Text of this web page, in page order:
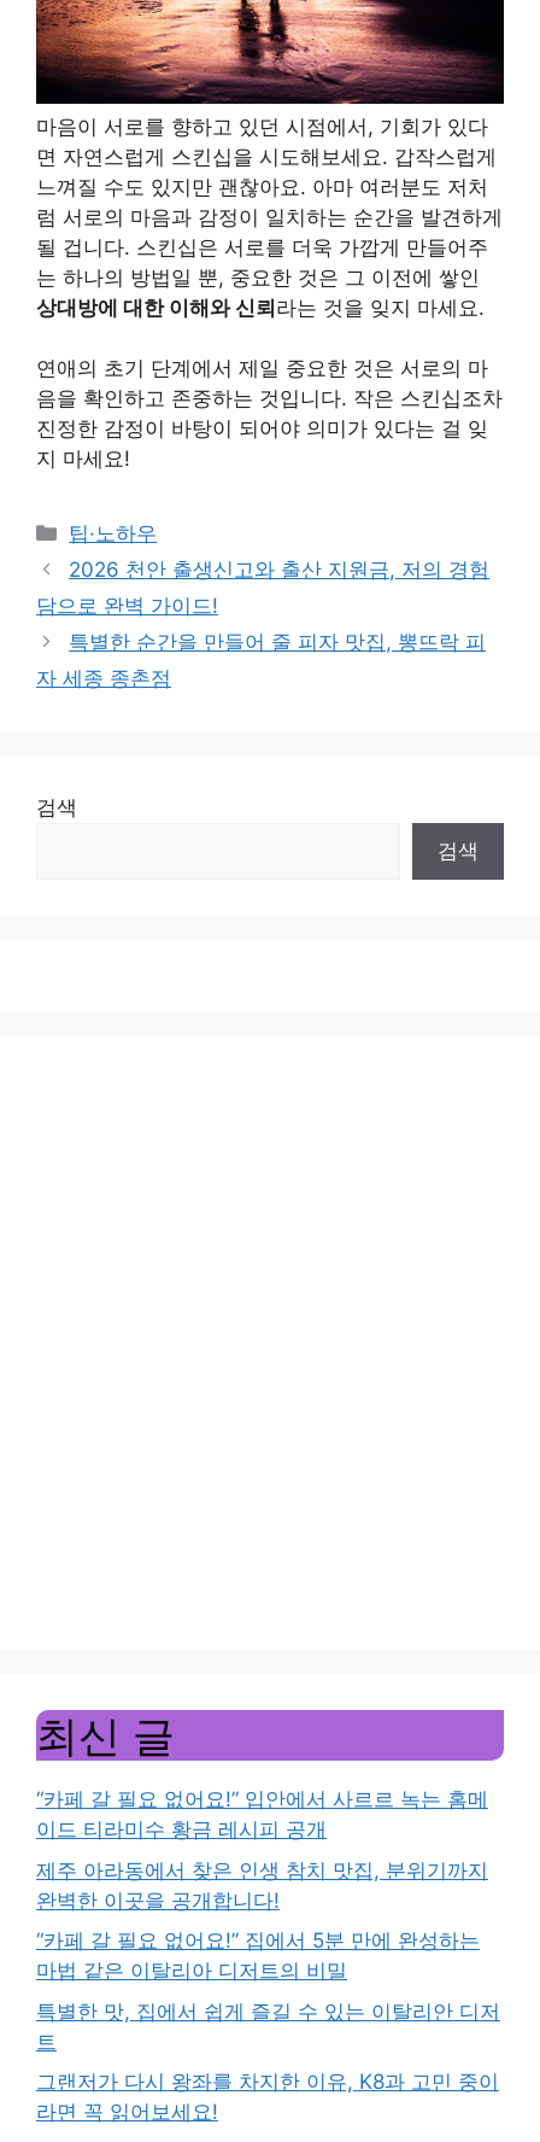
마음이 서로를 향하고 있던 시점에서, 기회가 있다
면 자연스럽게 스킨십을 시도해보세요. 갑작스럽게
느껴질 수도 있지만 괜찮아요. 아마 여러분도 저처
럼 서로의 마음과 감정이 일치하는 순간을 발견하게
될 겁니다. 스킨십은 서로를 더욱 가깝게 만들어주
는 하나의 방법일 뿐, 중요한 것은 그 이전에 쌓인
상대방에 대한 이해와 신뢰라는 것을 잊지 마세요.
연애의 초기 단계에서 제일 중요한 것은 서로의 마
음을 확인하고 존중하는 것입니다. 작은 스킨십조차
진정한 감정이 바탕이 되어야 의미가 있다는 걸 잊
지 마세요!
Categories
팁·노하우
2026 천안 출생신고와 출산 지원금, 저의 경험
담으로 완벽 가이드!
특별한 순간을 만들어 줄 피자 맛집, 뽕뜨락 피
자 세종 종촌점
검색
검색
최신 글
“카페 갈 필요 없어요!” 입안에서 사르르 녹는 홈메
이드 티라미수 황금 레시피 공개
제주 아라동에서 찾은 인생 참치 맛집, 분위기까지
완벽한 이곳을 공개합니다!
“카페 갈 필요 없어요!” 집에서 5분 만에 완성하는
마법 같은 이탈리아 디저트의 비밀
특별한 맛, 집에서 쉽게 즐길 수 있는 이탈리안 디저
트
그랜저가 다시 왕좌를 차지한 이유, K8과 고민 중이
라면 꼭 읽어보세요!